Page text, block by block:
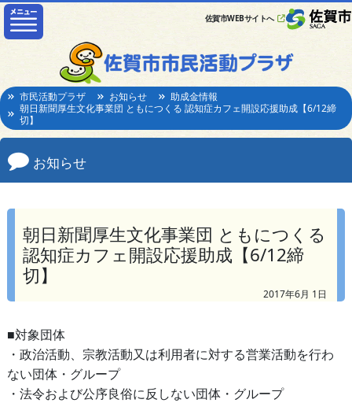
佐賀市WEBサイトへ
市民活動プラザ お知らせ
助成金情報
朝日新聞厚生文化事業団 ともにつくる 認知症カフェ開設応援助成【6/12締
切】
お知らせ
朝日新聞厚生文化事業団 ともにつくる
認知症カフェ開設応援助成【6/12締
切】
2017年6月 1日
■対象団体
・政治活動、宗教活動又は利用者に対する営業活動を行わ
ない団体・グループ
・法令および公序良俗に反しない団体・グループ